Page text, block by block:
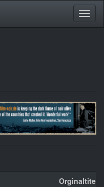
Orginaltitel